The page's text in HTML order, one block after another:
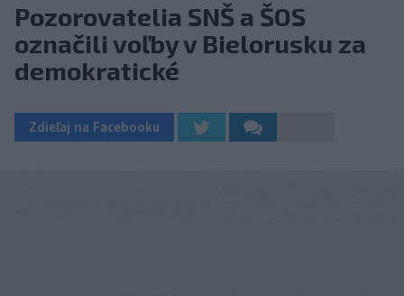
Pozorovatelia SNŠ a ŠOS
označili voľby v Bielorusku za
demokratické
Zdieľaj na Facebooku